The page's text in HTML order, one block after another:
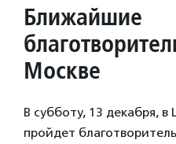
Ближайшие
Москве
В субботу, 13 декабря,
пройдет